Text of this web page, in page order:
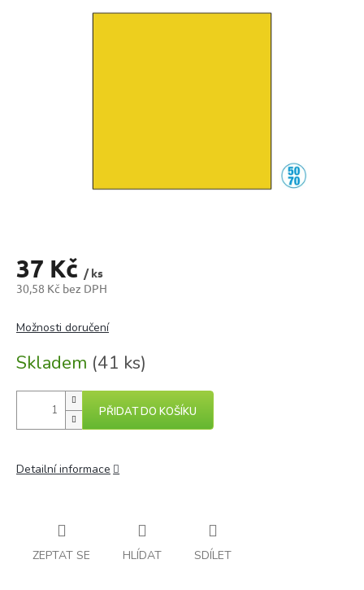
37 Kč / ks
30,58 Kč bez DPH
cena:
Skladem (41 ks)
Možnosti doručení
PŘIDAT DO KOŠÍKU
Detailní informace
ZEPTAT SE HLÍDAT SDÍLET